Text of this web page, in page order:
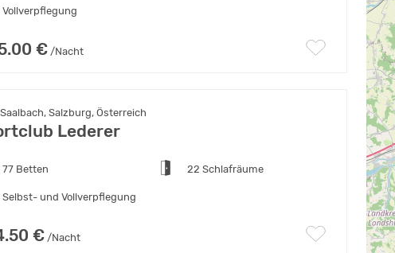
Vollverpflegung
€ /Nacht
Salzburg, Österreich
Lederer
77 Betten 22 Schlafräume
Selbst- und Vollverpflegung
€ /Nacht